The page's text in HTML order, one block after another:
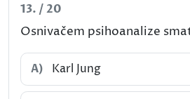
13. / 20
Osnivačem psihoanalize
A) Karl Jung